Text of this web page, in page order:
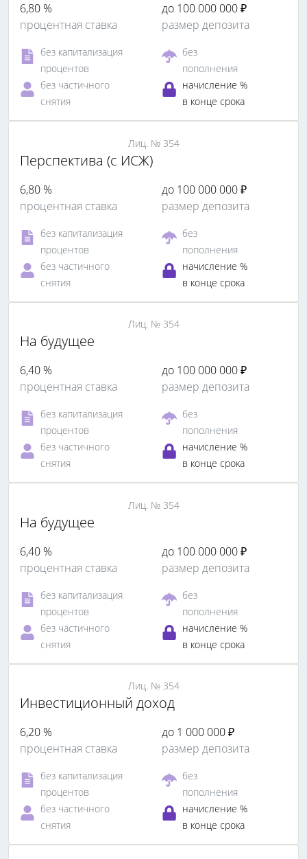
6,80 %
процентная ставка
до 100 000 000 ₽
размер депозита
без капитализация
процентов
без
пополнения
без частичного
снятия
начисление %
в конце срока
Лиц. № 354
Перспектива (с ИСЖ)
6,80 %
процентная ставка
до 100 000 000 ₽
размер депозита
без капитализация
процентов
без
пополнения
без частичного
снятия
начисление %
в конце срока
Лиц. № 354
На будущее
6,40 %
процентная ставка
до 100 000 000 ₽
размер депозита
без капитализация
процентов
без
пополнения
без частичного
снятия
начисление %
в конце срока
Лиц. № 354
На будущее
6,40 %
процентная ставка
до 100 000 000 ₽
размер депозита
без капитализация
процентов
без
пополнения
без частичного
снятия
начисление %
в конце срока
Лиц. № 354
Инвестиционный доход
6,20 %
процентная ставка
до 1 000 000 ₽
размер депозита
без капитализация
процентов
без
пополнения
без частичного
снятия
начисление %
в конце срока